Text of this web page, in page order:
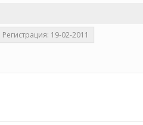
Регистрация: 19-02-2011